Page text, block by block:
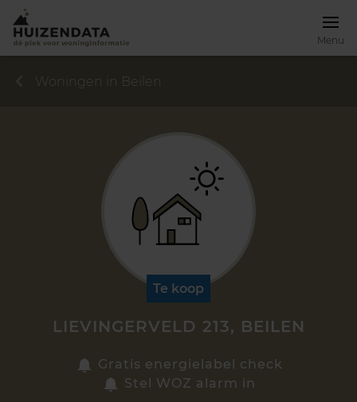
Menu
Zoek een woning
Woningen in Beilen
Te koop
LIEVINGERVELD 213, BEILEN
Gratis energielabel check
Stel WOZ alarm in